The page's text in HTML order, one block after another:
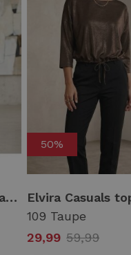
Elvira Casuals top charlie e1 26-042 T-shirt Korte mouw 100 navy
50%
109 Taupe
29,99 59,99